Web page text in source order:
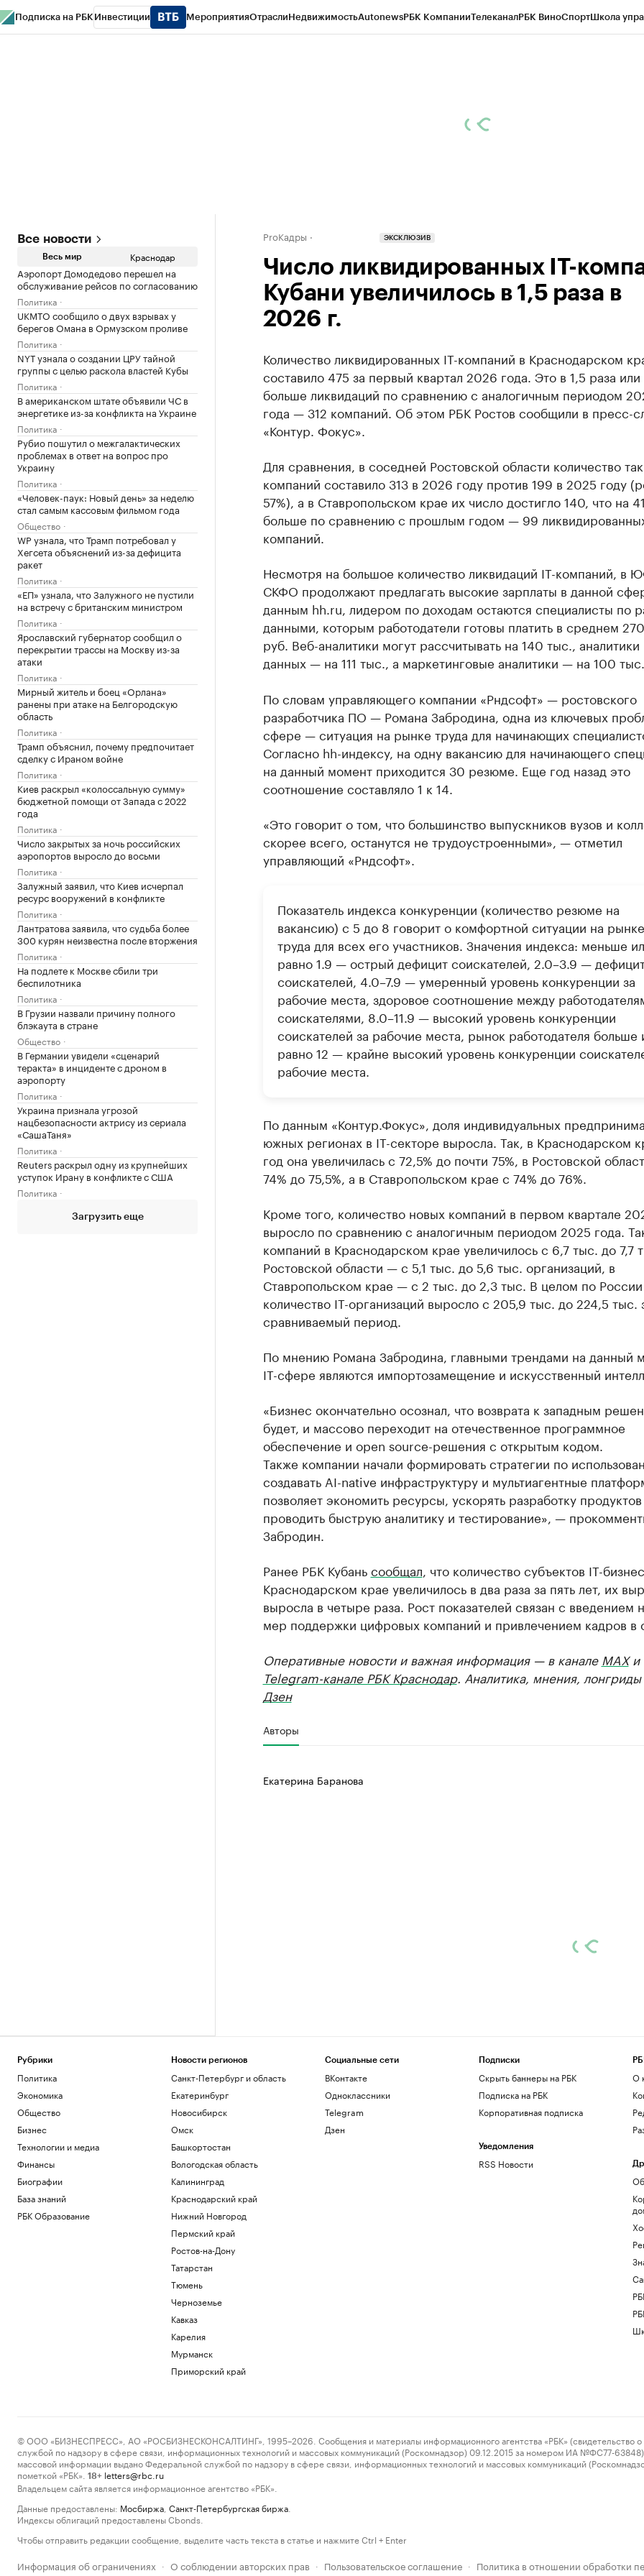
Подписка на РБК Инвестиции МероприятияОтраслиНедвижимостьAutonewsРБК КомпанииТелеканалРБК ВиноСпортШкола
Все новости
Весь мир Краснодар
Аэропорт Домодедово перешел на
обслуживание рейсов по согласованию
Политика
UKMTO сообщило о двух взрывах у
берегов Омана в Ормузском проливе
Политика
NYT узнала о создании ЦРУ тайной
группы с целью раскола властей Кубы
Политика
В американском штате объявили ЧС в
энергетике из-за конфликта на Украине
Политика
Рубио пошутил о межгалактических
проблемах в ответ на вопрос про
Украину
Политика
«Человек-паук: Новый день» за неделю
стал самым кассовым фильмом года
Общество
WP узнала, что Трамп потребовал у
Хегсета объяснений из-за дефицита
ракет
Политика
«ЕП» узнала, что Залужного не пустили
на встречу с британским министром
Политика
Ярославский губернатор сообщил о
перекрытии трассы на Москву из-за
атаки
Политика
Мирный житель и боец «Орлана»
ранены при атаке на Белгородскую
область
Политика
Трамп объяснил, почему предпочитает
сделку с Ираном войне
Политика
Киев раскрыл «колоссальную сумму»
бюджетной помощи от Запада с 2022
года
Политика
Число закрытых за ночь российских
аэропортов выросло до восьми
Политика
Залужный заявил, что Киев исчерпал
ресурс вооружений в конфликте
Политика
Лантратова заявила, что судьба более
300 курян неизвестна после вторжения
Политика
На подлете к Москве сбили три
беспилотника
Политика
В Грузии назвали причину полного
блэкаута в стране
Общество
В Германии увидели «сценарий
теракта» в инциденте с дроном в
аэропорту
Политика
Украина признала угрозой
нацбезопасности актрису из сериала
«СашаТаня»
Политика
Reuters раскрыл одну из крупнейших
уступок Ирану в конфликте с США
Политика
Загрузить еще
ProКадры ЭКСКЛЮЗИВ
Число ликвидированных IT-
Кубани увеличилось в 1,5 раза в
2026 г.
Количество ликвидированных IT-компаний в Краснодарском
составило 475 за первый квартал 2026 года. Это в 1,5 раза или
больше ликвидаций по сравнению с аналогичным периодом
года — 312 компаний. Об этом РБК Ростов сообщили в пресс-
«Контур. Фокус».
Для сравнения, в соседней Ростовской области количество
компаний составило 313 в 2026 году против 199 в 2025 году
57%), а в Ставропольском крае их число достигло 140, что на
больше по сравнению с прошлым годом — 99
компаний.
Несмотря на большое количество ликвидаций IT-компаний, в
СКФО продолжают предлагать высокие зарплаты в данной
данным hh.ru, лидером по доходам остаются специалисты по
данными, которым работодатели готовы платить в среднем
руб. Веб-аналитики могут рассчитывать на 140 тыс., аналитики
данных — на 111 тыс., а маркетинговые аналитики — на 100
По словам управляющего компании «Рндсофт» — ростовского
разработчика ПО — Романа Забродина, одна из ключевых
сфере — ситуация на рынке труда для начинающих
Согласно hh-индексу, на одну вакансию для начинающего
на данный момент приходится 30 резюме. Еще год назад это
соотношение составляло 1 к 14.
«Это говорит о том, что большинство выпускников вузов и
скорее всего, останутся не трудоустроенными», — отметил
управляющий «Рндсофт».
Показатель индекса конкуренции (количество резюме на
вакансию) с 5 до 8 говорит о комфортной ситуации на рынке
труда для всех его участников. Значения индекса: меньше
равно 1.9 — острый дефицит соискателей, 2.0–3.9 —
соискателей, 4.0–7.9 — умеренный уровень конкуренции за
рабочие места, здоровое соотношение между
соискателями, 8.0–11.9 — высокий уровень конкуренции
соискателей за рабочие места, рынок работодателя больше
равно 12 — крайне высокий уровень конкуренции
рабочие места.
По данным «Контур.Фокус», доля индивидуальных
южных регионах в IT-секторе выросла. Так, в Краснодарском
год она увеличилась с 72,5% до почти 75%, в Ростовской
74% до 75,5%, а в Ставропольском крае с 74% до 76%.
Кроме того, количество новых компаний в первом квартале
выросло по сравнению с аналогичным периодом 2025 года.
компаний в Краснодарском крае увеличилось с 6,7 тыс. до 7,7
Ростовской области — с 5,1 тыс. до 5,6 тыс. организаций, в
Ставропольском крае — с 2 тыс. до 2,3 тыс. В целом по России
количество IT-организаций выросло с 205,9 тыс. до 224,5 тыс.
сравниваемый период.
По мнению Романа Забродина, главными трендами на данный
IT-сфере являются импортозамещение и искусственный
«Бизнес окончательно осознал, что возврата к западным
будет, и массово переходит на отечественное программное
обеспечение и open source-решения с открытым кодом.
Также компании начали формировать стратегии по
создавать AI-native инфраструктуру и мультиагентные
позволяет экономить ресурсы, ускорять разработку
проводить быструю аналитику и тестирование», —
Забродин.
Ранее РБК Кубаньсообщал , что количество субъектов IT-
Краснодарском крае увеличилось в два раза за пять лет, их
выросла в четыре раза. Рост показателей связан с введением
мер поддержки цифровых компаний и привлечением кадров в
Оперативные новости и важная информация — в канале MAXи
Telegram-канале РБК Краснодар. Аналитика, мнения,
Дзен
Авторы
Екатерина Баранова
Рубрики
Политика
Экономика
Общество
Бизнес
Технологии и медиа
Финансы
Биографии
База знаний
РБК Образование
Новости регионов
Санкт-Петербург и область
Екатеринбург
Новосибирск
Омск
Башкортостан
Вологодская область
Калининград
Краснодарский край
Нижний Новгород
Пермский край
Ростов-на-Дону
Татарстан
Тюмень
Черноземье
Кавказ
Карелия
Мурманск
Приморский край
Социальные сети
ВКонтакте
Одноклассники
Telegram
Дзен
Подписки
Скрыть баннеры на РБК
Подписка на РБК
Корпоративная подписка
Уведомления
RSS Новости
О
© ООО «БИЗНЕСПРЕСС», АО «РОСБИЗНЕСКОНСАЛТИНГ», 1995–2026. Сообщения и материалы информационного агентства «РБК» (свидетельство о
службой по надзору в сфере связи, информационных технологий и массовых коммуникаций (Роскомнадзор) 09.12.2015 за номером ИА №ФС77-63848)
массовой информации выдано Федеральной службой по надзору в сфере связи, информационных технологий и массовых коммуникаций
пометкой «РБК».
18+ letters@rbc.ru
Владельцем сайта является информационное агентство «РБК».
Данные предоставлены: Мосбиржа Санкт-Петербургская биржа
Индексы облигаций предоставлены Cbonds.
Чтобы отправить редакции сообщение, выделите часть текста в статье и нажмите Ctrl + Enter
Информация об ограничениях · О соблюдении авторских прав · Пользовательское соглашение · Политика в отношении обработки